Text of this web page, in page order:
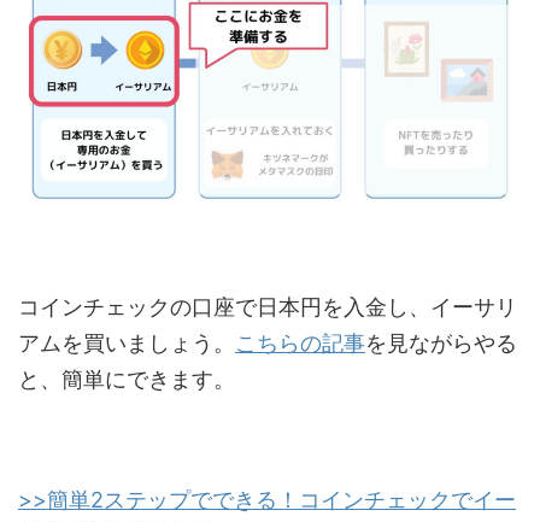
コインチェックの口座で日本円を入金し、イーサリ
アムを買いましょう。 こちらの記事を見ながらやる
と、簡単にできます。
>>簡単2ステップでできる！コインチェックでイー